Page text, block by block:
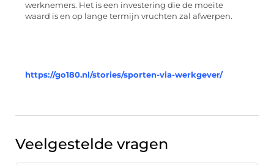
werknemers. Het is een investering die de moeite
waard is en op lange termijn vruchten zal afwerpen.
https://go180.nl/stories/sporten-via-werkgever/
Veelgestelde vragen